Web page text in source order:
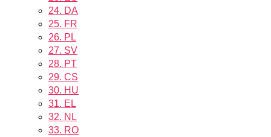
24. DA
25. FR
26. PL
27. SV
28. PT
29. CS
30. HU
31. EL
32. NL
33. RO